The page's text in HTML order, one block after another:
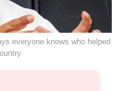
everyone knows who helped